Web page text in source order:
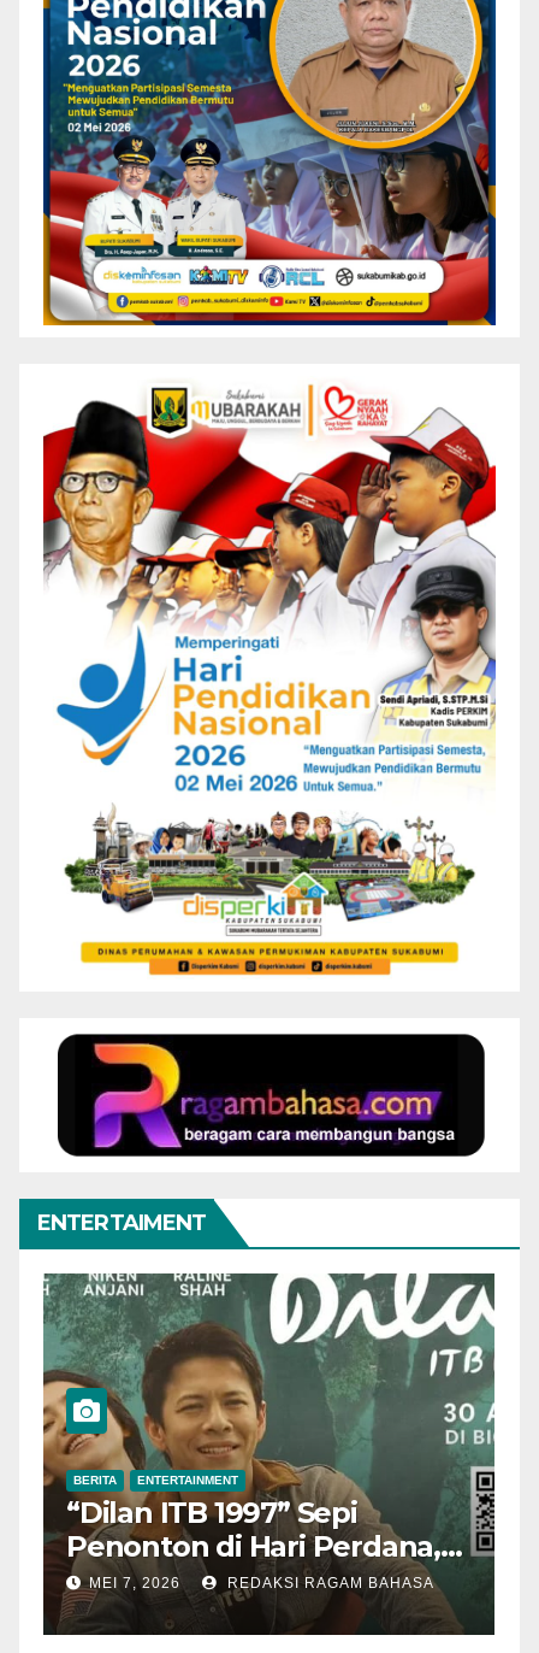
ENTERTAIMENT
BERITA ENTERTAINMENT
“Dilan ITB 1997” Sepi
Penonton di Hari Perdana,
Pengamat Nilai Cerita
Kurang Kuat
MEI 7, 2026 REDAKSI RAGAM BAHASA